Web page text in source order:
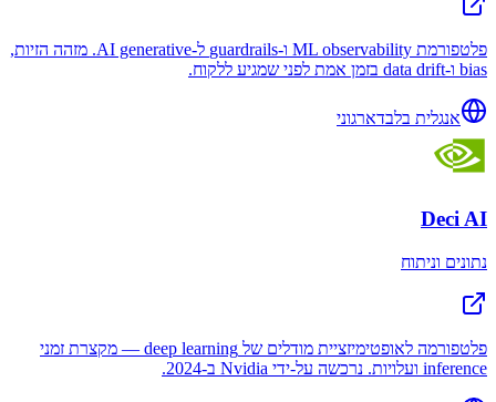
פלטפורמת ML observability ו-guardrails ל-AI generative. מזהה הזיות,
bias ו-data drift בזמן אמת לפני שמגיע ללקוח.
אנגלית בלבדארגוני
Deci AI
נתונים וניתוח
פלטפורמה לאופטימיזציית מודלים של deep learning — מקצרת זמני
inference ועלויות. נרכשה על-ידי Nvidia ב-2024.